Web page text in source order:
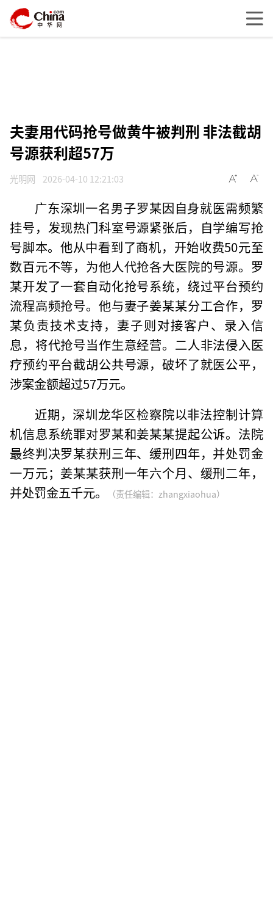
夫妻用代码抢号做黄牛被判刑 非法截胡
号源获利超57万
光明网 2026-04-10 12:21:03
广东深圳一名男子罗某因自身就医需频繁
挂号，发现热门科室号源紧张后，自学编写抢
号脚本。他从中看到了商机，开始收费50元至
数百元不等，为他人代抢各大医院的号源。罗
某开发了一套自动化抢号系统，绕过平台预约
流程高频抢号。他与妻子姜某某分工合作，罗
某负责技术支持，妻子则对接客户、录入信
息，将代抢号当作生意经营。二人非法侵入医
疗预约平台截胡公共号源，破坏了就医公平，
涉案金额超过57万元。
近期，深圳龙华区检察院以非法控制计算
机信息系统罪对罗某和姜某某提起公诉。法院
最终判决罗某获刑三年、缓刑四年，并处罚金
一万元；姜某某获刑一年六个月、缓刑二年，
并处罚金五千元。
（责任编辑：zhangxiaohua）